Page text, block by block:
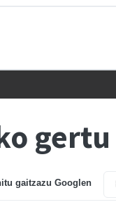
gertu
gaitzazu Googlen